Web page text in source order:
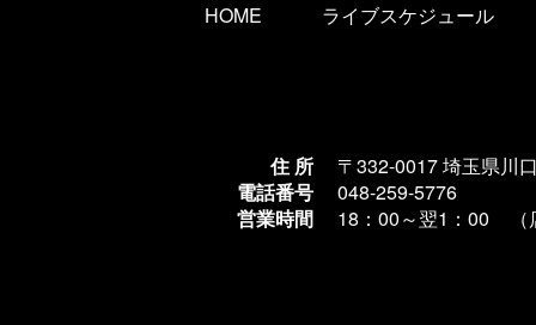
HOME ライブスケジュール
住 所
〒332-0017 埼玉県川
電話番号
048-259-5776
営業時間
18：00～翌1 ：00 （